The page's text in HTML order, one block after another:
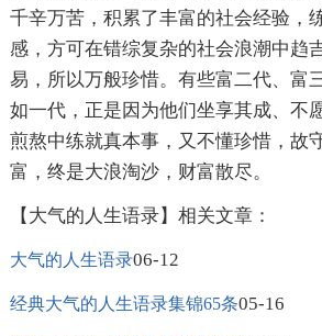
千辛万苦，积累了丰富的社会经验，
感，方可在错综复杂的社会浪潮中趋
易，所以万般珍惜。有些富二代、富
如一代，正是因为他们坐享其成、不
煎熬中练就真本事，又不懂珍惜，故
富，终是大浪淘沙，财富散尽。
【大气的人生语录】相关文章：
大气的人生语录06-12
经典大气的人生语录集锦65条05-16